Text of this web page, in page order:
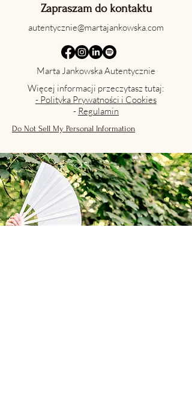
Zapraszam do kontaktu
autentycznie@martajankowska.com
Marta Jankowska Autentycznie
Więcej informacji przeczytasz tutaj:
- Polityka Prywatności i Cookies
- Regulamin
Do Not Sell My Personal Information